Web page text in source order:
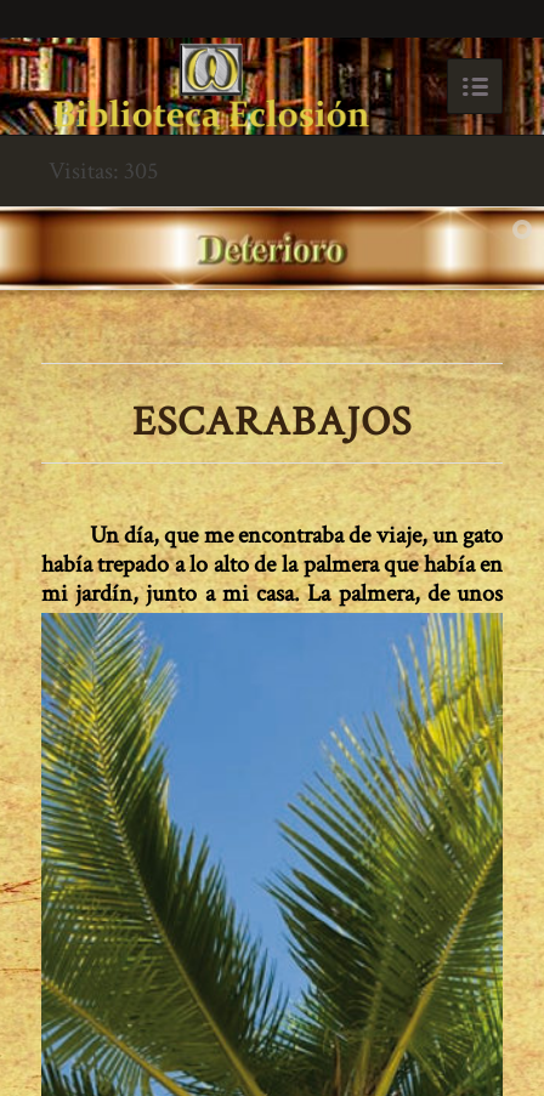
Visitas: 305
ESCARABAJOS
Un día, que me encontraba de viaje, un gato
había trepado a lo alto de la palmera que había en
mi jardín, junto a mi casa.La palmera, de unos